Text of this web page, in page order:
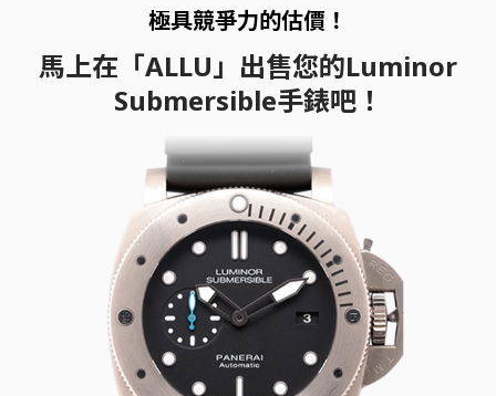
極具競爭力的估價！
馬上在「ALLU」出售您的Luminor
Submersible手錶吧！